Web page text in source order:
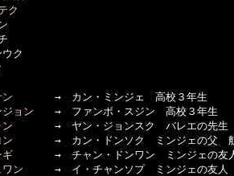
ク
ク
→　カン・ミンジェ　高校３年生
ョン →　ファンボ・スジン　高校３年生
ン →　ヤン・ジョンスク　バレエの先生
→　カン・ドンソク　ミンジェの父　航
ギ →　チャン・ドンワン　ミンジェの友人
ン →　イ・チャンソプ　ミンジェの友人